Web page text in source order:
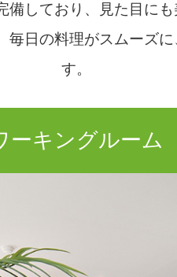
備しており、見た目に
毎日の料理がスムーズ
す。
ーキングルーム